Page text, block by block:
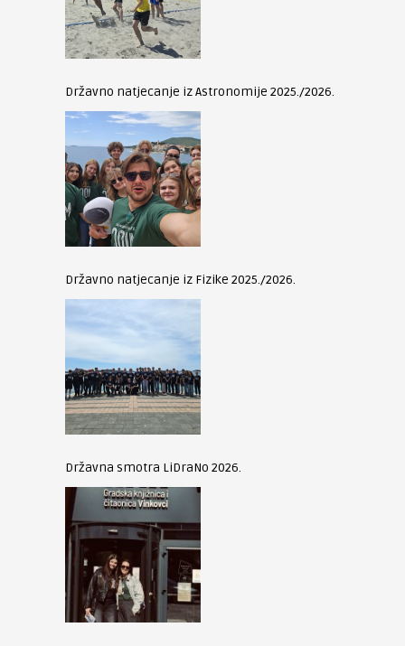
Državno natjecanje iz Astronomije 2025./2026.
Državno natjecanje iz Fizike 2025./2026.
Državna smotra LiDraNo 2026.